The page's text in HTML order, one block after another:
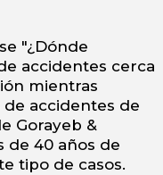
"¿Dónde
accidentes cerca
mientras
de accidentes de
Gorayeb &
de 40 años de
tipo de casos.